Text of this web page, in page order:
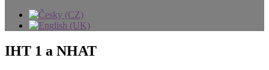
IHT 1 a NHAT